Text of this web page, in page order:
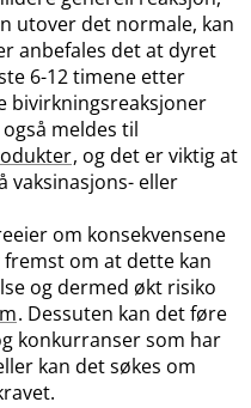
utover det normale, kan
anbefales det at dyret
6-12 timene etter
bivirkningsreaksjoner
meldes til
, og det er viktig at
vaksinasjons- eller
om konsekvensene
om at dette kan
og dermed økt risiko
. Dessuten kan det føre
konkurranser som har
kan det søkes om